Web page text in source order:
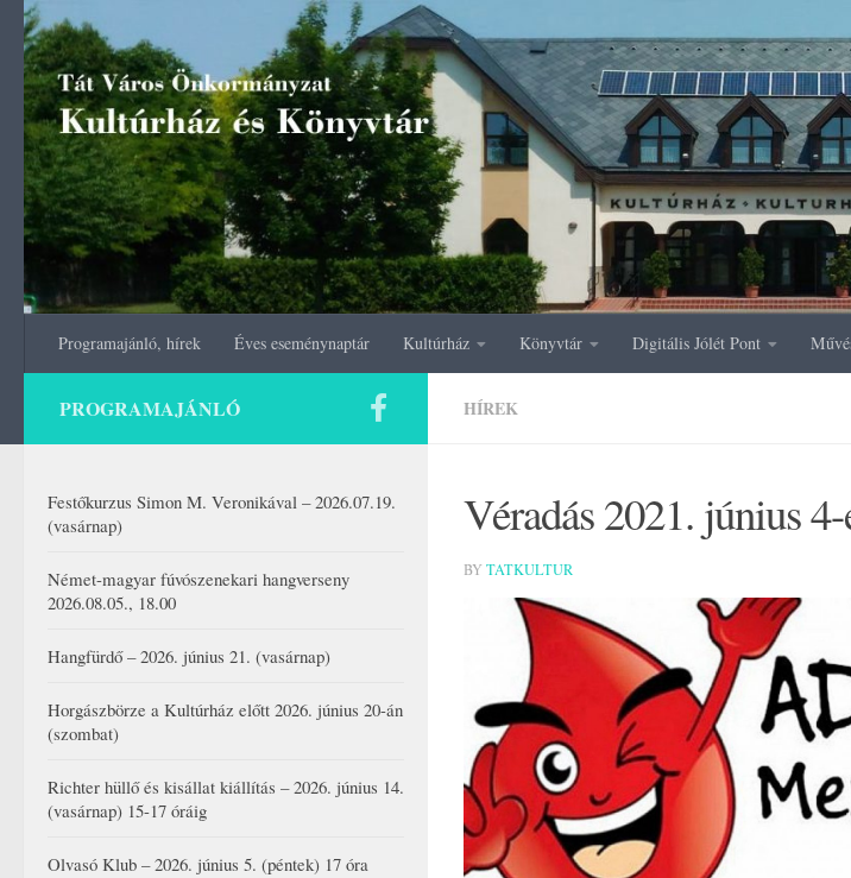
Skip to content
Programajánló, hírek Éves eseménynaptár Kultúrház Könyvtár Digitális Jólét Pont
HÍREK
Véradás 2021. június
BY TATKULTUR
PROGRAMAJÁNLÓ
Festőkurzus Simon M. Veronikával – 2026.07.19.
(vasárnap)
Német-magyar fúvószenekari hangverseny
2026.08.05., 18.00
Hangfürdő – 2026. június 21. (vasárnap)
Horgászbörze a Kultúrház előtt 2026. június 20-án
(szombat)
Richter hüllő és kisállat kiállítás – 2026. június 14.
(vasárnap) 15-17 óráig
Olvasó Klub – 2026. június 5. (péntek) 17 óra